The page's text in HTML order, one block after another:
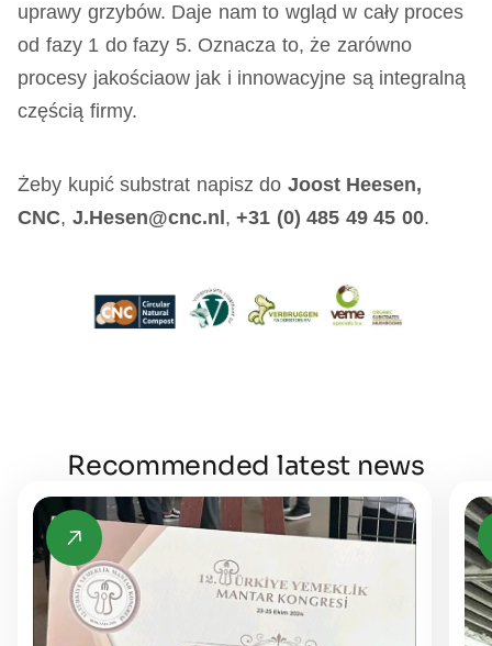
uprawy grzybów. Daje nam to wgląd w cały proces
od fazy 1 do fazy 5. Oznacza to, że zarówno
procesy jakościaow jak i innowacyjne są integralną
częścią firmy.
Żeby kupić substrat napisz do Joost Heesen,
CNC, J.Hesen@cnc.nl ,+31 (0) 485 49 45 00.
Recommended latest news